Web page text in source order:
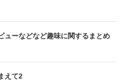
ューなどなど趣味に関するまとめ
えて2